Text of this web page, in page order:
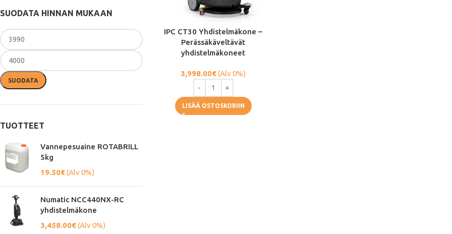
SUODATA HINNAN MUKAAN
SUODATA
TUOTTEET
Vannepesuaine ROTABRILL
5kg
19.50€(Alv 0%)
Numatic NCC440NX-RC
yhdistelmäkone
3,458.00€(Alv 0%)
IPC CT30 Yhdistelmäkone –
Perässäkäveltävät
yhdistelmäkoneet
3,998.00€(Alv 0%)
LISÄÄ OSTOSKORIIN